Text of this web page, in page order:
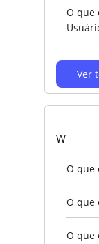
O que
Ver
W
O que
O que
O que